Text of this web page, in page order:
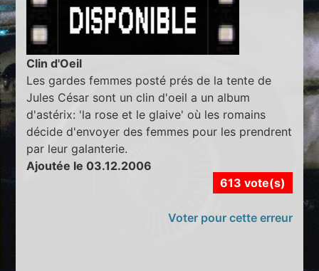
Clin d'Oeil
Les gardes femmes posté prés de la tente de
Jules César sont un clin d'oeil a un album
d'astérix: 'la rose et le glaive' où les romains
décide d'envoyer des femmes pour les prendrent
par leur galanterie.
Ajoutée le 03.12.2006
613 vote(s)
Voter pour cette erreur